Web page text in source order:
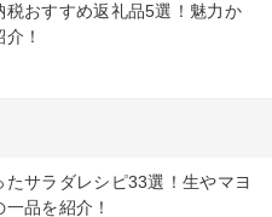
税おすすめ返礼品5選！魅力か
！
たサラダレシピ33選！生やマヨ
品を紹介！